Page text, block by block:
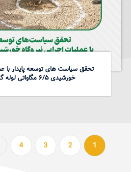
تحقق سیاست های توسعه پایدار با
خورشیدی ۶/۵ مگاواتی لوله گستر اسفراین
1
2
3
4